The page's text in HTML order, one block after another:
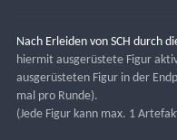
Nach Erleiden von SCH durch
hiermit ausgerüstete Figur
ausgerüsteten Figur in der
mal pro Runde).
(Jede Figur kann max. 1